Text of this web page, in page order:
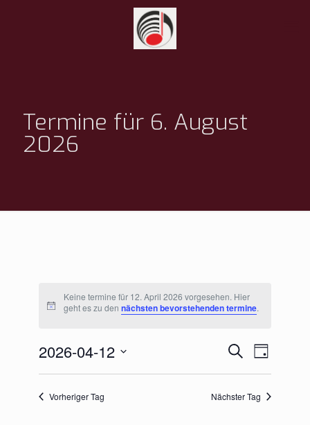
Termine für 6. August
2026
Keine termine für 12. April 2026 vorgesehen. Hier
geht es zu den nächsten bevorstehenden termine.
Termine
Suche
und
Suche Termin
Tag
2026-04-12
Vorheriger Tag Nächster Tag